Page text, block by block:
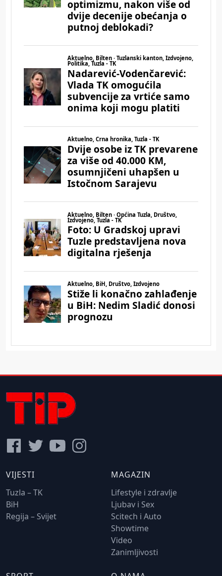
VIJESTI
Tuzla – TK
BiH
Regija – Svijet
MAGAZIN
Lifestyle i zdravlje
Ljubav i Sex
Scitech i Auto
Showtime
Video
Zanimljivosti